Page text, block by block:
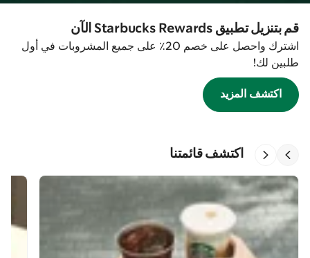
قم بتنزيل تطبيق Starbucks Rewards الآن
اشترك واحصل على خصم 20٪ على جميع المشروبات في أول
طلبين لك!
اكتشف المزيد
اكتشف قائمتنا